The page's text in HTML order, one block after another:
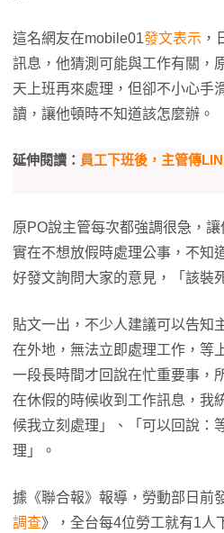
這名網友在mobile01發文表示 ，
訊息，他猜測可能與工作有關，
天上班再來處理，但卻不小心手
讀，讓他頓時不知道該怎麼辦。
延伸閱讀： 員工下班後，主管傳
原PO說主管每次都強調很急，
實在不想放假時處理公事，不知
好發文詢問大家的意見，「該裝
貼文一出，不少人建議可以告知
在外地，無法立即處理工作，等
一段長時間才回說在忙重要事，
在休假的時候收到工作訊息，我
候我立刻處理」、「可以回說：
理」。
據《聯合報》報導，勞動部日前
調查》，全台每4位勞工就有1人